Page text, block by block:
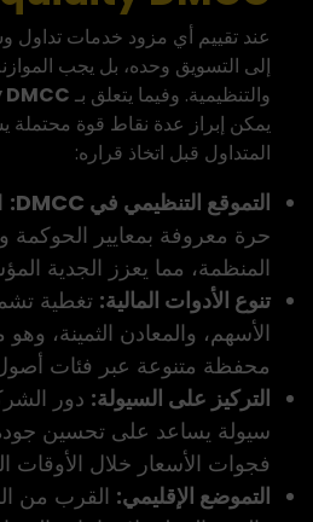
عند تقييم أي مزود خدمات تداول
إلى التسويق وحده، بل يجب
والتنظيمية. وفيما يتعلق بـ
يمكن إبراز عدة نقاط قوة
المتداول قبل اتخاذ قراره:
التموقع التنظيمي في DMCC:
حرة معروفة بمعايير الحوكمة
المنظمة، مما يعزز الجدية
تنوع الأدوات المالية: تغطية
الأسهم، والمعادن الثمينة، وهو
محفظة متنوعة عبر فئات
التركيز على السيولة: دور
سيولة يساعد على تحسين جودة
فجوات الأسعار خلال الأوقات
التموضع الإقليمي: القرب من